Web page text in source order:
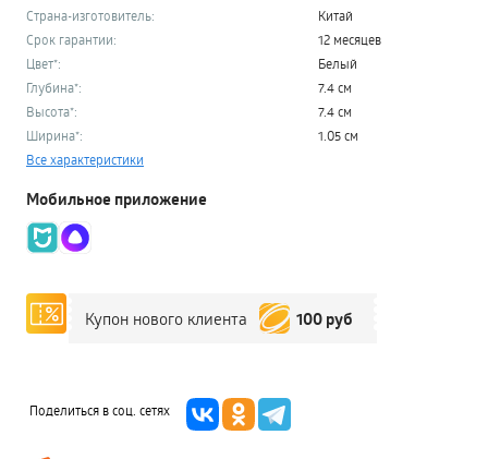
Страна-изготовитель:
Китай
Срок гарантии:
12 месяцев
Цвет*:
Белый
Глубина*:
7.4 см
Высота*:
7.4 см
Ширина*:
1.05 см
Все характеристики
Мобильное приложение
Купон нового клиента 100 руб
Поделиться в соц. сетях